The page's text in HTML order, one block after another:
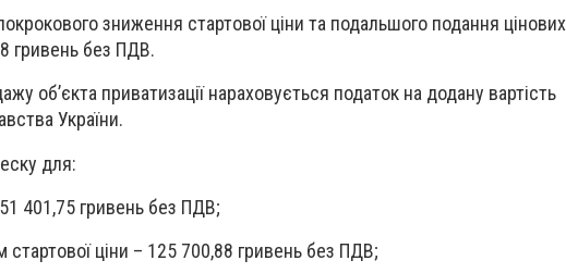
зниження стартової ціни та подальшого подання цінових
гривень без ПДВ.
об’єкта приватизації нараховується податок на додану вартість
України.
для:
401,75 гривень без ПДВ;
стартової ціни – 125 700,88 гривень без ПДВ;